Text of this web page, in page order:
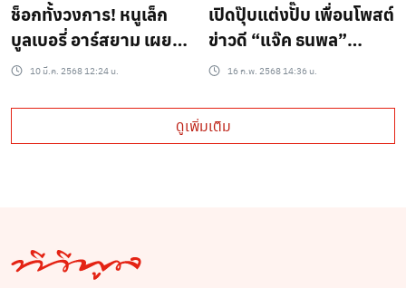
ช็อกทั้งวงการ! หนูเล็ก
บูลเบอรี่ อาร์สยาม เผย
ความลับสุดอึ้ง “ฉันเป็นนัก
ตลอดชีวิต”
10 มี.ค. 2568 12:24 น.
เปิดปุ๊บแต่งปั๊บ เพื่อนโพสต์
ข่าวดี “แจ๊ค ธนพล”
เตรียมวิวาห์ 28 ก.พ. นี้
“เอม รมิดา”
16 ก.พ. 2568 14:36 น.
ดูเพิ่มเติม